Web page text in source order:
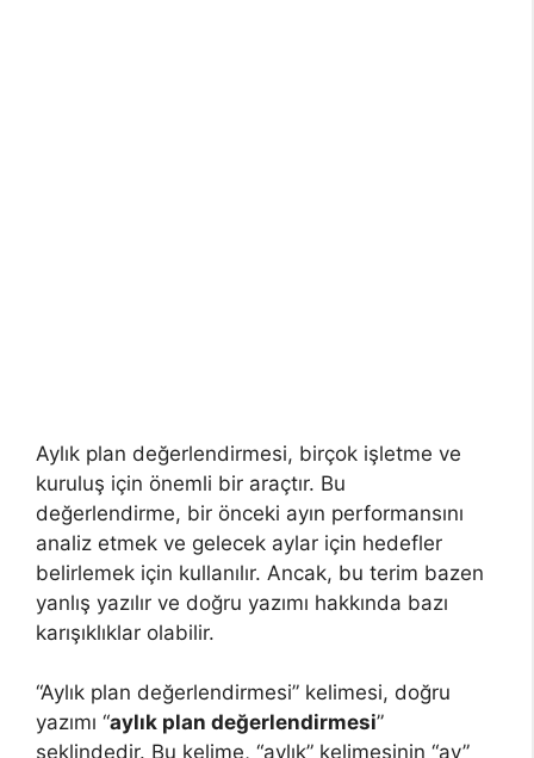
Aylık plan değerlendirmesi, birçok işletme ve
kuruluş için önemli bir araçtır. Bu
değerlendirme, bir önceki ayın performansını
analiz etmek ve gelecek aylar için hedefler
belirlemek için kullanılır. Ancak, bu terim bazen
yanlış yazılır ve doğru yazımı hakkında bazı
karışıklıklar olabilir.
“Aylık plan değerlendirmesi” kelimesi, doğru
yazımı “aylık plan değerlendirmesi”
şeklindedir. Bu kelime, “aylık” kelimesinin “ay”